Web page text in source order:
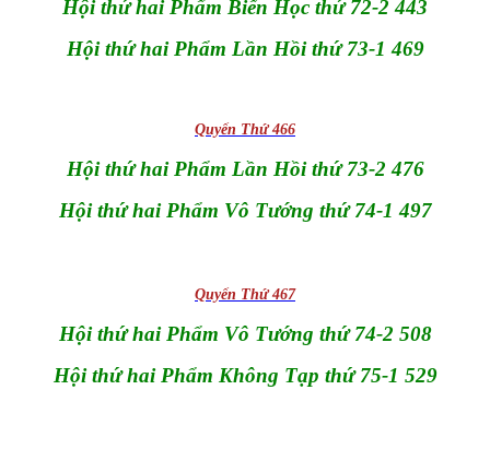
Hội thứ hai Phẩm Biến Học thứ 72-2 443
Hội thứ hai Phẩm Lần Hồi thứ 73-1 469
Quyển Thứ 466
Hội thứ hai Phẩm Lần Hồi thứ 73-2 476
Hội thứ hai Phẩm Vô Tướng thứ 74-1 497
Quyển Thứ 467
Hội thứ hai Phẩm Vô Tướng thứ 74-2 508
Hội thứ hai Phẩm Không Tạp thứ 75-1 529